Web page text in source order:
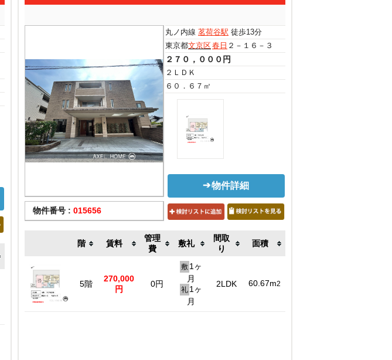
物件番号 : 015656
丸ノ内線 茗荷谷駅 徒歩13分
東京都文京区春日 ２－１６－３
２７０，０００円
２ＬＤＫ
６０．６７㎡
物件詳細
階 賃料
管理
費
敷礼
間取
り
面積
5階
270,000
円
0円
敷 1ヶ
月
礼 1ヶ
月
2LDK 60.67m2